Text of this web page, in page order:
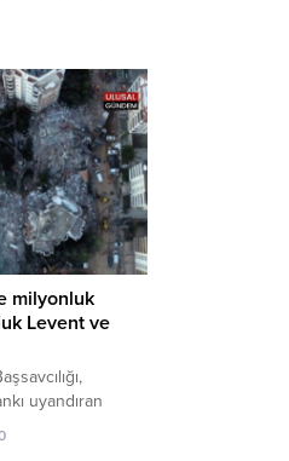
tutuklanarak
Merkezi –
kapsamlı
gözaltına
işlemleri
birimlerindeki
yoğun güvenlik
sevk edilen
milyonluk
Levent ve
uyandıran
kapsamlı bir
ve Dernek